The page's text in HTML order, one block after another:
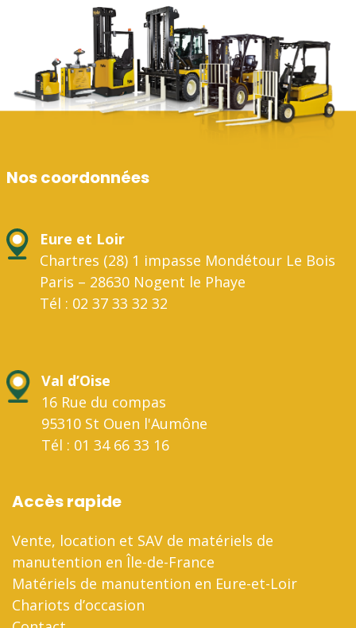
Nos coordonnées
Eure et Loir
Chartres (28) 1 impasse Mondétour Le Bois
Paris – 28630 Nogent le Phaye
Tél : 02 37 33 32 32
Val d’Oise
16 Rue du compas
95310 St Ouen l'Aumône
Tél : 01 34 66 33 16
Accès rapide
Vente, location et SAV de matériels de
manutention en Île-de-France
Matériels de manutention en Eure-et-Loir
Chariots d’occasion